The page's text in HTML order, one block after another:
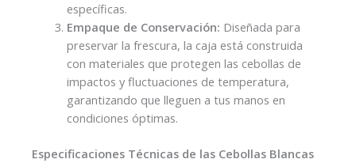
específicas.
Empaque de Conservación: Diseñada para
preservar la frescura, la caja está construida
con materiales que protegen las cebollas de
impactos y fluctuaciones de temperatura,
garantizando que lleguen a tus manos en
condiciones óptimas.
Especificaciones Técnicas de las Cebollas Blancas